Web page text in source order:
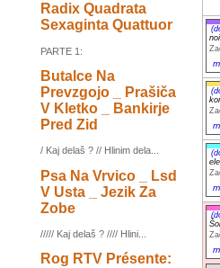
Radix Quadrata
Sexaginta Quattuor
PARTE 1:
Butalce Na
Prevzgojo _ Prašiča
V Kletko _ Bankirje
Pred Zid
/ Kaj delaš ? // Hlinim dela...
Psa Na Vrvico _ Lsd
V Usta _ Jezik Za
Zobe
///// Kaj delaš ? //// Hlini...
Rog RTV Présente: